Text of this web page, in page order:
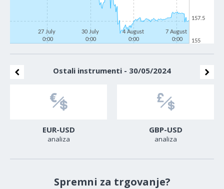
27 July
0:00
30 July
0:00
4 August
0:00
7 August
0:00
155
157.5
Ostali instrumenti - 30/05/2024
EUR-USD
analiza
GBP-USD
analiza
Spremni za trgovanje?